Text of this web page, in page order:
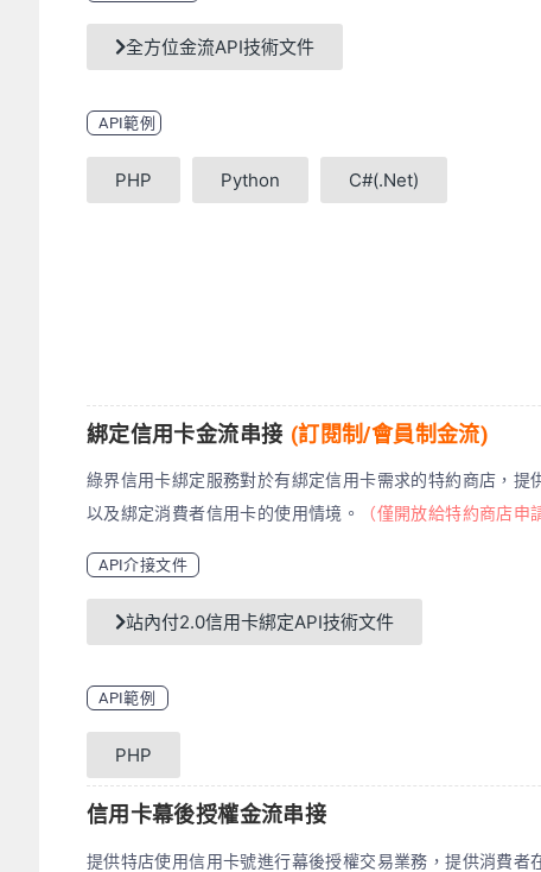
全方位金流API技術文件
API範例
PHP Python C#(.Net)
綁定信用卡金流串接 (訂閱制/會員制金流)
綠界信用卡綁定服務對於有綁定信用卡需求的特約商店，
以及綁定消費者信用卡的使用情境。
（僅開放給特約商店申
API介接文件
站內付2.0信用卡綁定API技術文件
API範例
PHP
信用卡幕後授權金流串接
提供特店使用信用卡號進行幕後授權交易業務，提供消費